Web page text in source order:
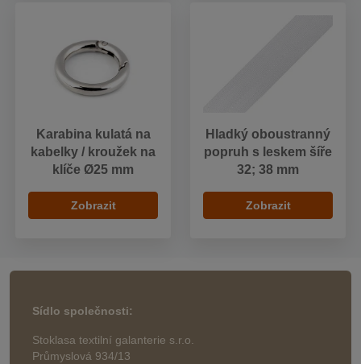
Karabina kulatá na
kabelky / kroužek na
klíče Ø25 mm
Zobrazit
Hladký oboustranný
popruh s leskem šíře
32; 38 mm
Zobrazit
Sídlo společnosti:
Stoklasa textilní galanterie s.r.o.
Průmyslová 934/13